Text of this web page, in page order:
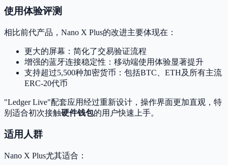
使用体验评测
相比前代产品，Nano X Plus的改进主要体现在：
更大的屏幕：简化了交易验证流程
增强的蓝牙连接稳定性：移动端使用体验显著提升
支持超过5,500种加密货币：包括BTC、ETH及所有主流
ERC-20代币
"Ledger Live"配套应用经过重新设计，操作界面更加直观，特
别适合初次接触硬件钱包的用户快速上手。
适用人群
Nano X Plus尤其适合：